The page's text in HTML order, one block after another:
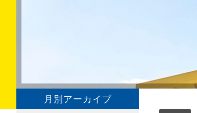
月別アーカイブ